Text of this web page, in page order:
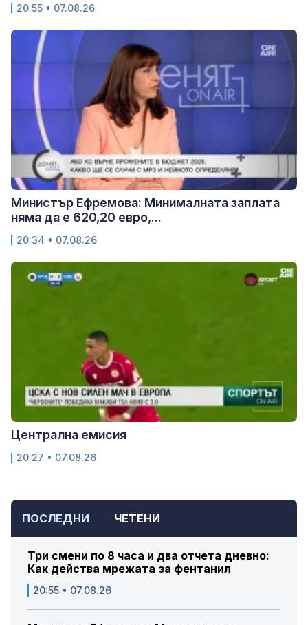
ПОСЛЕДНИ ЧЕТЕНИ
Три смени по 8 часа и два отчета дневно:
Как действа мрежата за фентанил
20:55 • 07.08.26
20:55 • 07.08.26
Министър Ефремова: Минималната заплата
няма да е 620,20 евро,...
20:34 • 07.08.26
Централна емисия
20:27 • 07.08.26